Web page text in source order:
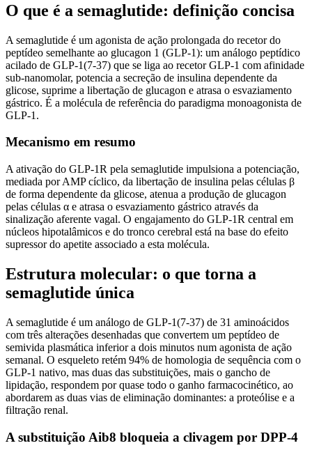
O que é a semaglutide: definição concisa
A semaglutide é um agonista de ação prolongada do recetor do
peptídeo semelhante ao glucagon 1 (GLP-1): um análogo peptídico
acilado de GLP-1(7-37) que se liga ao recetor GLP-1 com afinidade
sub-nanomolar, potencia a secreção de insulina dependente da
glicose, suprime a libertação de glucagon e atrasa o esvaziamento
gástrico. É a molécula de referência do paradigma monoagonista de
GLP-1.
Mecanismo em resumo
A ativação do GLP-1R pela semaglutide impulsiona a potenciação,
mediada por AMP cíclico, da libertação de insulina pelas células β
de forma dependente da glicose, atenua a produção de glucagon
pelas células α e atrasa o esvaziamento gástrico através da
sinalização aferente vagal. O engajamento do GLP-1R central em
núcleos hipotalâmicos e do tronco cerebral está na base do efeito
supressor do apetite associado a esta molécula.
Estrutura molecular: o que torna a
semaglutide única
A semaglutide é um análogo de GLP-1(7-37) de 31 aminoácidos
com três alterações desenhadas que convertem um peptídeo de
semivida plasmática inferior a dois minutos num agonista de ação
semanal. O esqueleto retém 94% de homologia de sequência com o
GLP-1 nativo, mas duas das substituições, mais o gancho de
lipidação, respondem por quase todo o ganho farmacocinético, ao
abordarem as duas vias de eliminação dominantes: a proteólise e a
filtração renal.
A substituição Aib8 bloqueia a clivagem por DPP-4